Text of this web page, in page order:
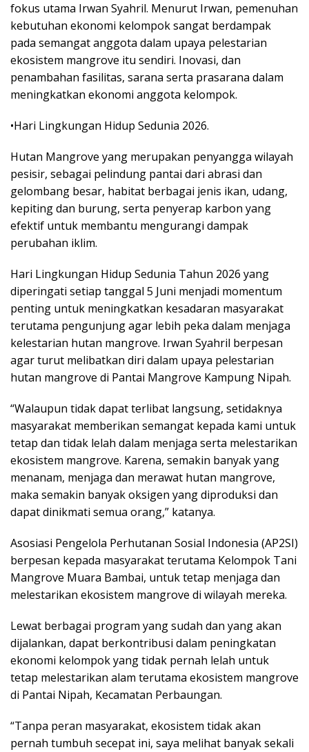
fokus utama Irwan Syahril. Menurut Irwan, pemenuhan
kebutuhan ekonomi kelompok sangat berdampak
pada semangat anggota dalam upaya pelestarian
ekosistem mangrove itu sendiri. Inovasi, dan
penambahan fasilitas, sarana serta prasarana dalam
meningkatkan ekonomi anggota kelompok.
•Hari Lingkungan Hidup Sedunia 2026.
Hutan Mangrove yang merupakan penyangga wilayah
pesisir, sebagai pelindung pantai dari abrasi dan
gelombang besar, habitat berbagai jenis ikan, udang,
kepiting dan burung, serta penyerap karbon yang
efektif untuk membantu mengurangi dampak
perubahan iklim.
Hari Lingkungan Hidup Sedunia Tahun 2026 yang
diperingati setiap tanggal 5 Juni menjadi momentum
penting untuk meningkatkan kesadaran masyarakat
terutama pengunjung agar lebih peka dalam menjaga
kelestarian hutan mangrove. Irwan Syahril berpesan
agar turut melibatkan diri dalam upaya pelestarian
hutan mangrove di Pantai Mangrove Kampung Nipah.
“Walaupun tidak dapat terlibat langsung, setidaknya
masyarakat memberikan semangat kepada kami untuk
tetap dan tidak lelah dalam menjaga serta melestarikan
ekosistem mangrove. Karena, semakin banyak yang
menanam, menjaga dan merawat hutan mangrove,
maka semakin banyak oksigen yang diproduksi dan
dapat dinikmati semua orang,” katanya.
Asosiasi Pengelola Perhutanan Sosial Indonesia (AP2SI)
berpesan kepada masyarakat terutama Kelompok Tani
Mangrove Muara Bambai, untuk tetap menjaga dan
melestarikan ekosistem mangrove di wilayah mereka.
Lewat berbagai program yang sudah dan yang akan
dijalankan, dapat berkontribusi dalam peningkatan
ekonomi kelompok yang tidak pernah lelah untuk
tetap melestarikan alam terutama ekosistem mangrove
di Pantai Nipah, Kecamatan Perbaungan.
“Tanpa peran masyarakat, ekosistem tidak akan
pernah tumbuh secepat ini, saya melihat banyak sekali